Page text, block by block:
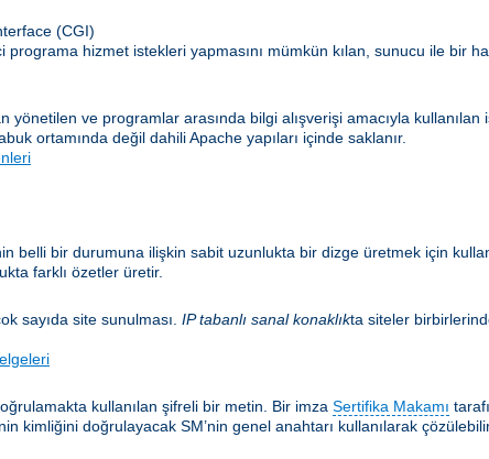
(CGI)
hizmet istekleri yapmasını mümkün kılan, sunucu ile bir
yönetilen ve programlar arasında bilgi alışverişi amacıyla
ortamında değil dahili Apache yapıları içinde saklanır.
belli bir durumuna ilişkin sabit uzunlukta bir dizge üretmek için
farklı özetler üretir.
sayıda site sunulması. IP tabanlı sanal konaklıkta siteler
kullanılan şifreli bir metin. Bir imza Sertifika Makamı
kimliğini doğrulayacak SM’nin genel anahtarı kullanılarak